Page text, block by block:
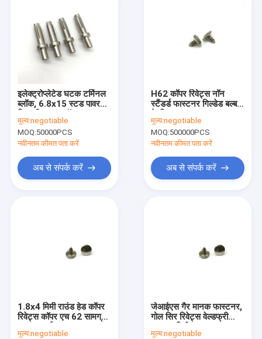
हमसे संपर्क करें
इलेक्ट्रोप्लेटेड घटक टर्मिनल
ब्लॉक, 6.8x15 स्टड पावर
मूल्य:negotiable
MOQ:50000PCS
नवीनतम कीमत पता करें
अब से संपर्क करें
H62 कॉपर रिवेट्स नॉन
स्टैंडर्ड फास्टनर गिल्डेड बल्ब
मूल्य:negotiable
MOQ:500000PCS
नवीनतम कीमत पता करें
अब से संपर्क करें
1.8x4 मिमी राउंड हेड कॉपर
रिवेट्स कॉपर एच 62 सामग्री
मूल्य:negotiable
जेआईएस गैर मानक फास्टनर,
गोल सिर रिवेट्स वेल्डफ्री
मूल्य:negotiable